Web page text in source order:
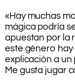
«Hay muchas
mágica podría
apuestan por la
este género hay
explicación a un
Me gusta jugar